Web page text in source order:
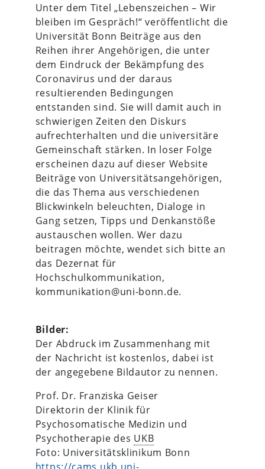
Unter dem Titel „Lebenszeichen – Wir
bleiben im Gespräch!“ veröffentlicht die
Universität Bonn Beiträge aus den
Reihen ihrer Angehörigen, die unter
dem Eindruck der Bekämpfung des
Coronavirus und der daraus
resultierenden Bedingungen
entstanden sind. Sie will damit auch in
schwierigen Zeiten den Diskurs
aufrechterhalten und die universitäre
Gemeinschaft stärken. In loser Folge
erscheinen dazu auf dieser Website
Beiträge von Universitätsangehörigen,
die das Thema aus verschiedenen
Blickwinkeln beleuchten, Dialoge in
Gang setzen, Tipps und Denkanstöße
austauschen wollen. Wer dazu
beitragen möchte, wendet sich bitte an
das Dezernat für
Hochschulkommunikation,
kommunikation@uni-bonn.de.
Bilder:
Der Abdruck im Zusammenhang mit
der Nachricht ist kostenlos, dabei ist
der angegebene Bildautor zu nennen.
Prof. Dr. Franziska Geiser
Direktorin der Klinik für
Psychosomatische Medizin und
Psychotherapie des UKB
Foto: Universitätsklinikum Bonn